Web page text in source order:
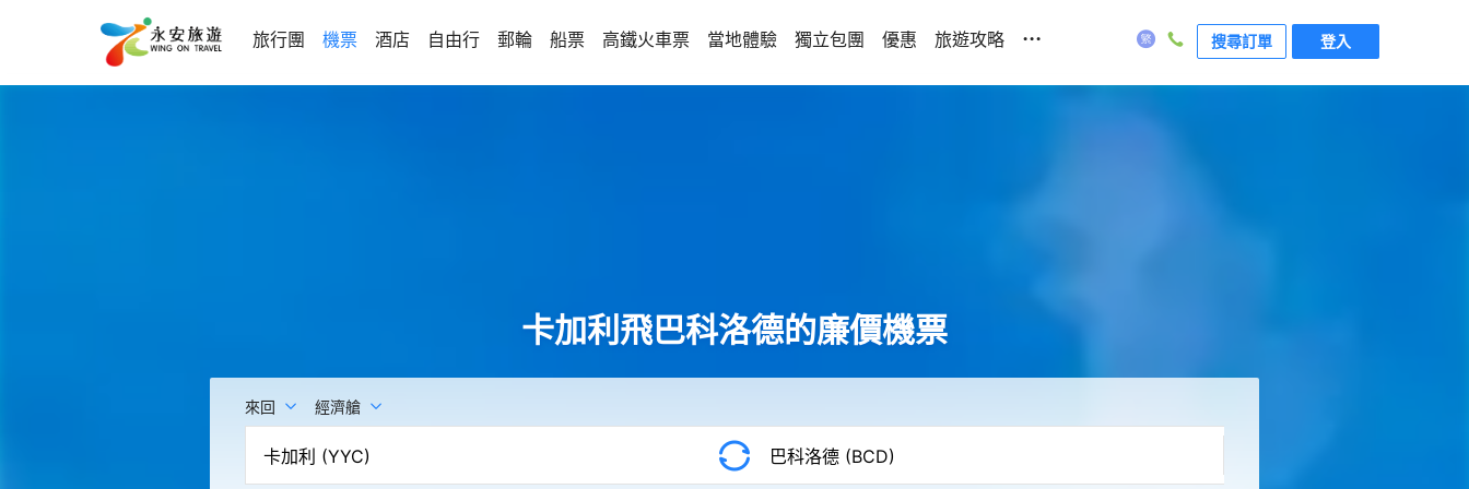
旅行團 機票 酒店 自由行 郵輪 船票 高鐵火車票 當地體驗 獨立包團 優惠 旅遊攻略 ... 搜尋訂單 登入
卡加利飛巴科洛德的廉價機票
來回 經濟艙